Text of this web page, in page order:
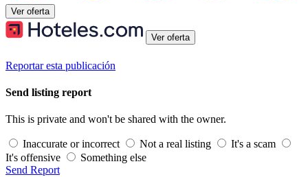
Ver oferta
Ver oferta
Reportar esta publicación
Send listing report
This is private and won't be shared with the owner.
Inaccurate or incorrect Not a real listing
It's a scam
It's offensive
Something else
Send Report